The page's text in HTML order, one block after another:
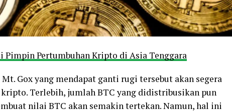
Pimpin Pertumbuhan Kripto di Asia Tenggara
Gox yang mendapat ganti rugi tersebut akan segera
Terlebih, jumlah BTC yang didistribusikan pun
nilai BTC akan semakin tertekan. Namun, hal ini